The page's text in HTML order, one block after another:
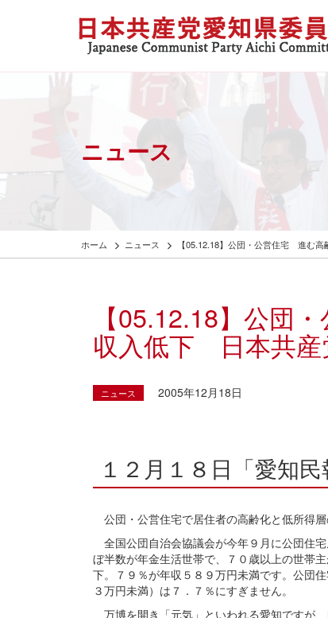
ニュース
ホーム ニュース 【05.12.18】公団・公営住宅 進む
【05.12.18】公
収入低下 日本共産
ニュース 2005年12月18日
１２月１８日「愛知民
公団・公営住宅で居住者の高齢化と低所得層
全国公団自治会協議会が今年９月に公団住
ぼ半数が年金生活世帯で、７０歳以上の世帯
下。７９％が年収５８９万円未満です。公団
３万円未満）は７．７％にすぎません。
万博を開き「元気」といわれる愛知ですが